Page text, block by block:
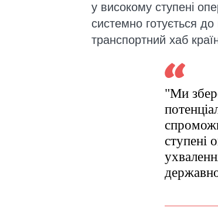
у високому ступені
системно готується
транспортний хаб
"Ми
ступені